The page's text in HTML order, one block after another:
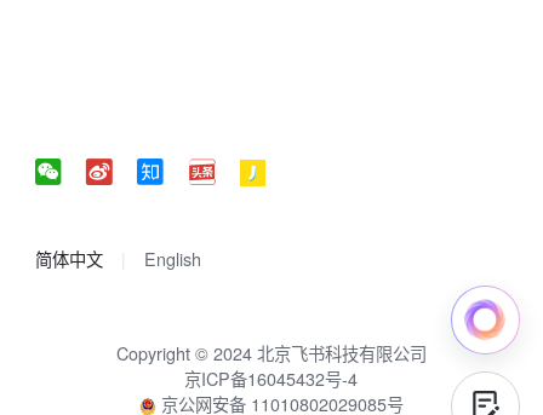
简体中文 English
Copyright © 2024 北京飞书科技有限公司
京ICP备16045432号-4
京公网安备 11010802029085号